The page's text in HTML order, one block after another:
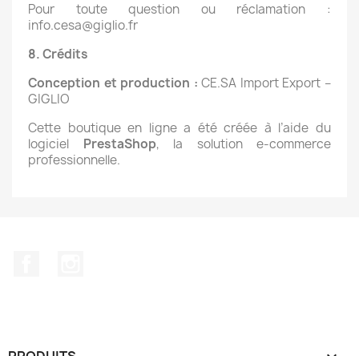
Pour toute question ou réclamation :
info.cesa@giglio.fr
8. Crédits
Conception et production : CE.SA Import Export –
GIGLIO
Cette boutique en ligne a été créée à l’aide du
logiciel PrestaShop, la solution e-commerce
professionnelle.